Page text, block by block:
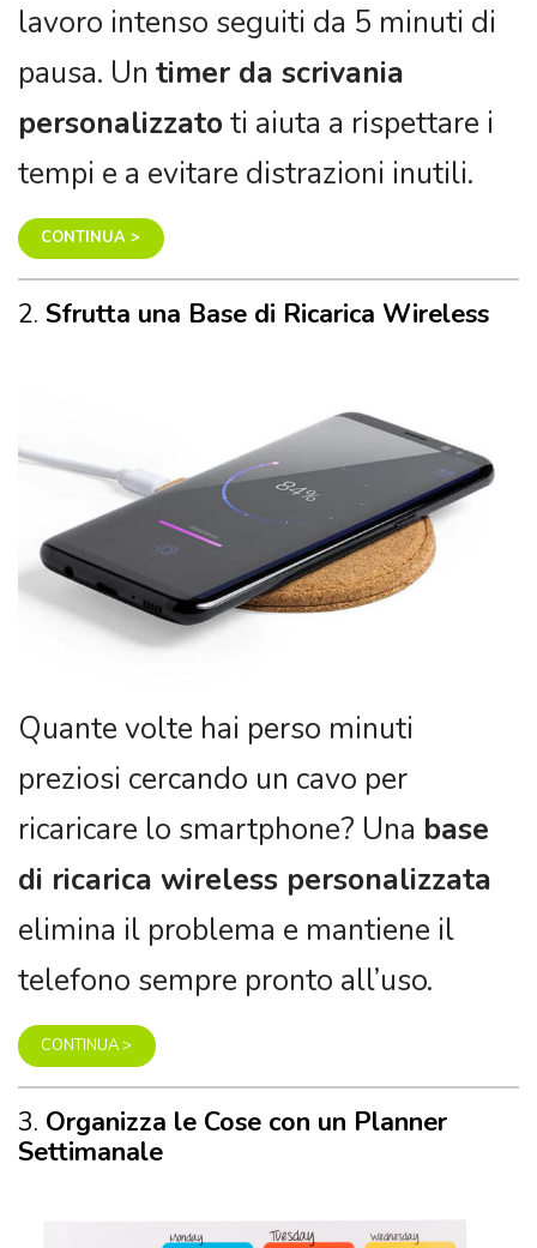
lavoro intenso seguiti da 5 minuti di
pausa. Un timer da scrivania
personalizzatoti aiuta a rispettare i
tempi e a evitare distrazioni inutili.
CONTINUA >
2. Sfrutta una Base di Ricarica Wireless
Quante volte hai perso minuti
preziosi cercando un cavo per
ricaricare lo smartphone? Una base
di ricarica wireless personalizzata
elimina il problema e mantiene il
telefono sempre pronto all’uso.
CONTINUA >
3. Organizza le Cose con un Planner
Settimanale